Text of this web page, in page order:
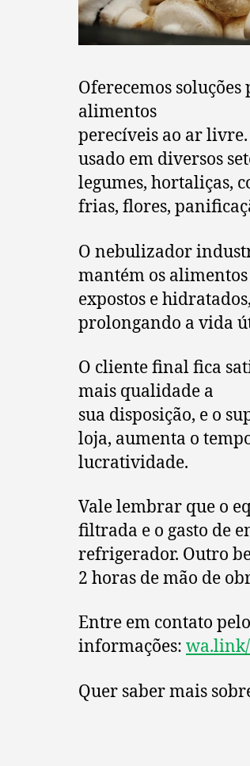
Oferecemos
alimentos
perecíveis ao ar livre.
usado em diversos
legumes, hortaliças,
frias, flores,
O nebulizador
mantém os alimentos
expostos e
prolongando a vida
O cliente final fica
mais qualidade a
sua disposição, e o
loja, aumenta o
lucratividade.
Vale lembrar que o
filtrada e o gasto de
refrigerador. Outro
2 horas de mão de
Entre em contato
informações:
Quer saber mais